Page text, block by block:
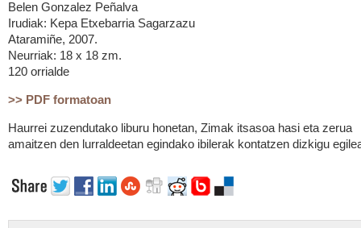
Belen Gonzalez Peñalva
Irudiak: Kepa Etxebarria Sagarzazu
Ataramiñe, 2007.
Neurriak: 18 x 18 zm.
120 orrialde
>> PDF formatoan
Haurrei zuzendutako liburu honetan, Zimak itsasoa hasi eta zerua
amaitzen den lurraldeetan egindako ibilerak kontatzen dizkigu